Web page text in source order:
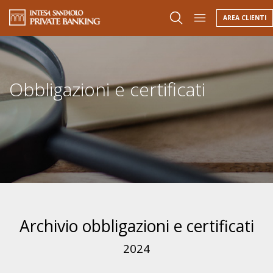
AREA CLIENTI
Obbligazioni e certificati
Archivio obbligazioni e certificati
2024